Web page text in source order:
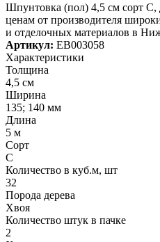
Шпунтовка (пол) 4,5 см сорт
ценам от производителя
и отделочных материалов в
Артикул: ЕВ003058
Характеристики
Толщина
4,5 см
Ширина
135; 140 мм
Длина
5 м
Сорт
С
Количество в куб.м, шт
32
Порода дерева
Хвоя
Количество штук в пачке
2